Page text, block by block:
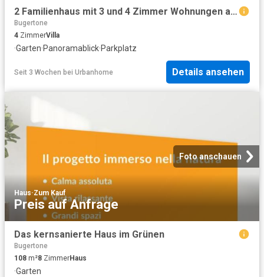
2 Familienhaus mit 3 und 4 Zimmer Wohnungen an Aussichtslage mit Garten und schöner Aussicht
Bugertone
4 ZimmerVilla
·Garten·Panoramablick·Parkplatz
Seit 3 Wochen bei Urbanhome Details ansehen
Foto anschauen
Haus·Zum Kauf
Preis auf Anfrage
Das kernsanierte Haus im Grünen
Bugertone
108 m²8 ZimmerHaus
·Garten